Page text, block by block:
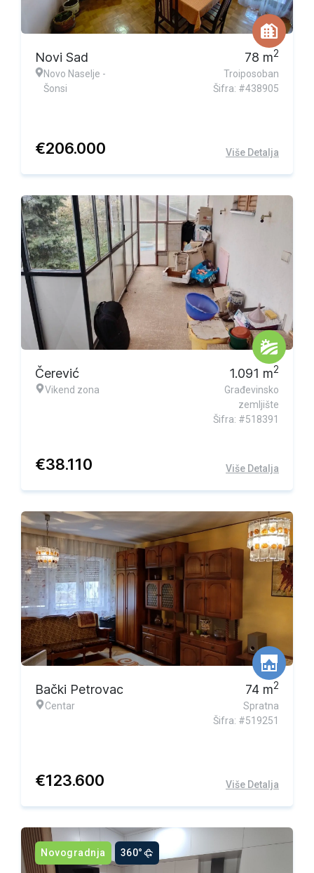
Novi Sad
Novo Naselje -
Šonsi
78 m2
Troiposoban
Šifra: #438905
€206.000 Više Detalja
Čerević
Vikend zona
1.091 m2
Građevinsko
zemljište
Šifra: #518391
€38.110 Više Detalja
Bački Petrovac
Centar
74 m2
Spratna
Šifra: #519251
€123.600 Više Detalja
Novogradnja 360°